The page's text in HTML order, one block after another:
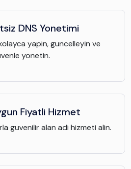
DNS Yonetimi
yapin, guncelleyin ve
yonetin.
Fiyatli Hizmet
guvenilir alan adi hizmeti alin.